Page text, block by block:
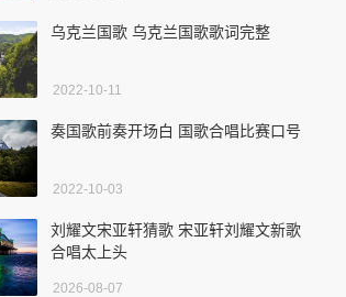
乌克兰国歌 乌克兰国歌歌词完整
2022-10-11
奏国歌前奏开场白 国歌合唱比赛口号
2022-10-03
刘耀文宋亚轩猜歌 宋亚轩刘耀文新歌
合唱太上头
2026-08-07